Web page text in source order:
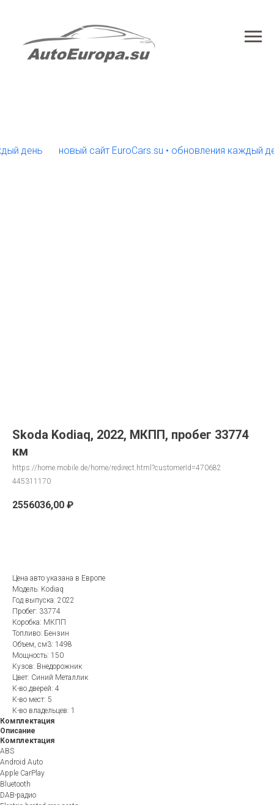
новый сайт EuroCars.su • обновления каждый день
Skoda Kodiaq, 2022, МКПП, пробег 33774
км
https://home.mobile.de/home/redirect.html?customerId=470682
445311170
2556036,00 ₽
Цена авто указана в Европе
Модель: Kodiaq
Год выпуска: 2022
Пробег: 33774
Коробка: МКПП
Топливо: Бензин
Объем, см3: 1498
Мощность: 150
Кузов: Внедорожник
Цвет: Синий Металлик
К-во дверей: 4
К-во мест: 5
К-во владельцев: 1
Комплектация
Описание
Комплектация
ABS
Android Auto
Apple CarPlay
Bluetooth
DAB-радио